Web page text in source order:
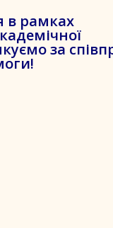
в рамках
за